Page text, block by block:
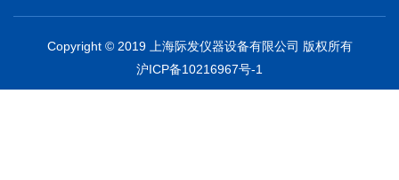
Copyright © 2019 上海际发仪器设备有限公司 版权所有
沪ICP备10216967号-1